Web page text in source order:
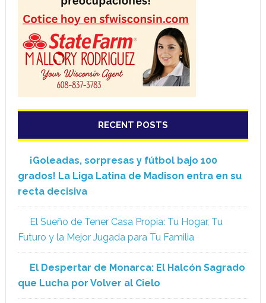
RECENT POSTS
¡Goleadas, sorpresas y fútbol bajo 100
grados! La Liga Latina de Madison entra en su
recta decisiva
El Sueño de Tener Casa Propia: Tu Hogar, Tu
Futuro y la Mejor Jugada para Tu Familia
El Despertar de Monarca: El Halcón Sagrado
que Lucha por Volver al Cielo